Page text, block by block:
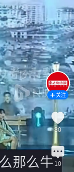
关注
80
10